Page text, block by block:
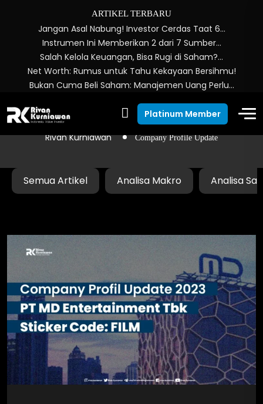
ARTIKEL TERBARU
Jangan Asal Nabung! Investor Cerdas Taat 6…
Instrumen Ini Memberikan 2 dari 7 Sumber…
Salah Kelola Keuangan, Bisa Rugi di Saham?…
Net Worth: Rumus untuk Tahu Kekayaan Bersihmu!
Bukan Cuma Beli Saham: Manajemen Uang Perlu…
Platinum Member
Company Profile Update
Rivan Kurniawan Company Profile Update
Semua Artikel Analisa Makro Analisa